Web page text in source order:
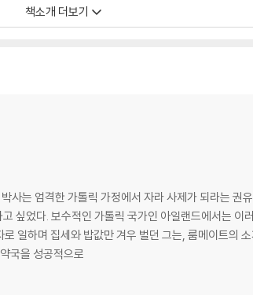
and happiness.
has inspired millions of readers to unlock
책소개 더보기
사는 엄격한 가톨릭 가정에서 자라 사제가 되라는 권
싶었다. 보수적인 가톨릭 국가인 아일랜드에서는 이
일하며 집세와 밥값만 겨우 벌던 그는, 룸메이트의
국을 성공적으로